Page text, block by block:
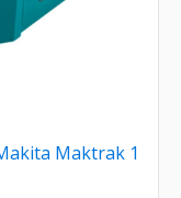
Maktrak 1